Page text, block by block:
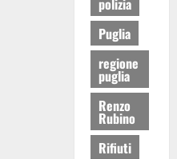
polizia
Puglia
regione
puglia
Renzo
Rubino
Rifiuti